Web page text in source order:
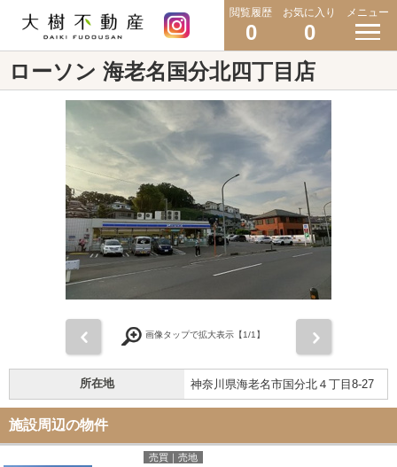
閲覧履歴
0
お気に入り
0
メニュー
ローソン 海老名国分北四丁目店
画像タップで拡大表示【1/1】
所在地 神奈川県海老名市国分北４丁目8-27
施設周辺の物件
売買｜売地